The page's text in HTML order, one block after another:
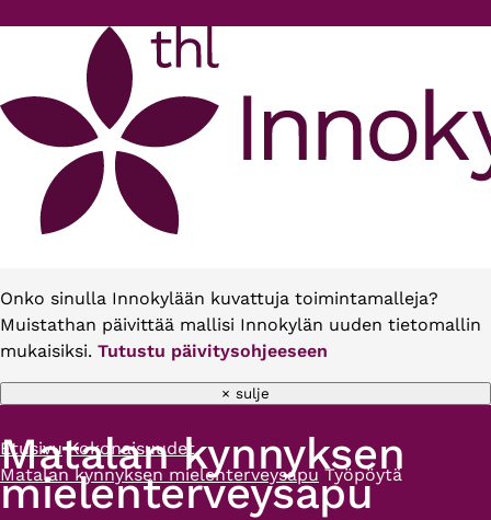
Onko sinulla Innokylään kuvattuja toimintamalleja?
Muistathan päivittää mallisi Innokylän uuden tietomallin
mukaisiksi. Tutustu päivitysohjeeseen
× sulje
Murupolku
Etusivu Kokonaisuudet
Matalan kynnyksen mielenterveysapu Työpöytä
Matalan kynnyksen
mielenterveysapu